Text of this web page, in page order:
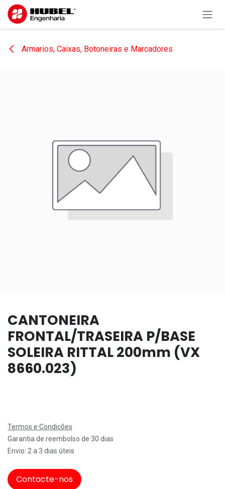
Pular para o conteúdo
Armarios, Caixas, Botoneiras e Marcadores
CANTONEIRA
FRONTAL/TRASEIRA P/BASE
SOLEIRA RITTAL 200mm (VX
8660.023)
Termos e Condições
Garantia de reembolso de 30 dias
Envio: 2 a 3 dias úteis
Contacte-nos